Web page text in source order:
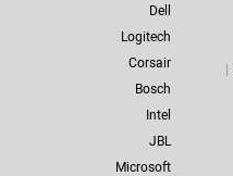
Dell
Logitech
Corsair
Bosch
Intel
JBL
Microsoft